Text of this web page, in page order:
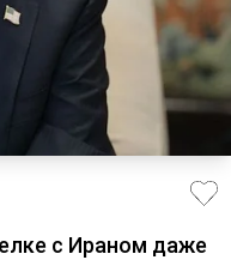
с Ираном даже